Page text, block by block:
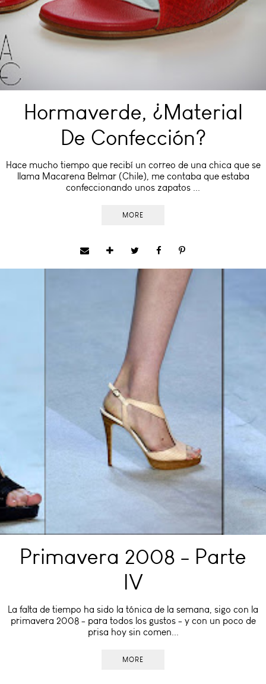
Hormaverde, ¿material
De Confección?
Hace mucho tiempo que recibí un correo de una chica que se
llama Macarena Belmar (Chile), me contaba que estaba
confeccionando unos zapatos ...
MORE
Primavera 2008 - Parte
IV
La falta de tiempo ha sido la tónica de la semana, sigo con la
primavera 2008 - para todos los gustos - y con un poco de
prisa hoy sin comen...
MORE